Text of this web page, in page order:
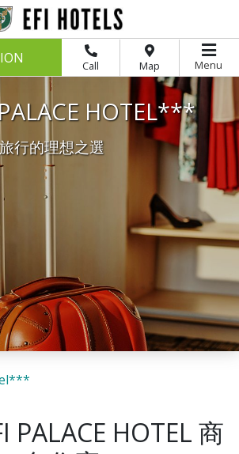
Call Map Menu
HOTEL***
行的理想之選
PALACE HOTEL 商